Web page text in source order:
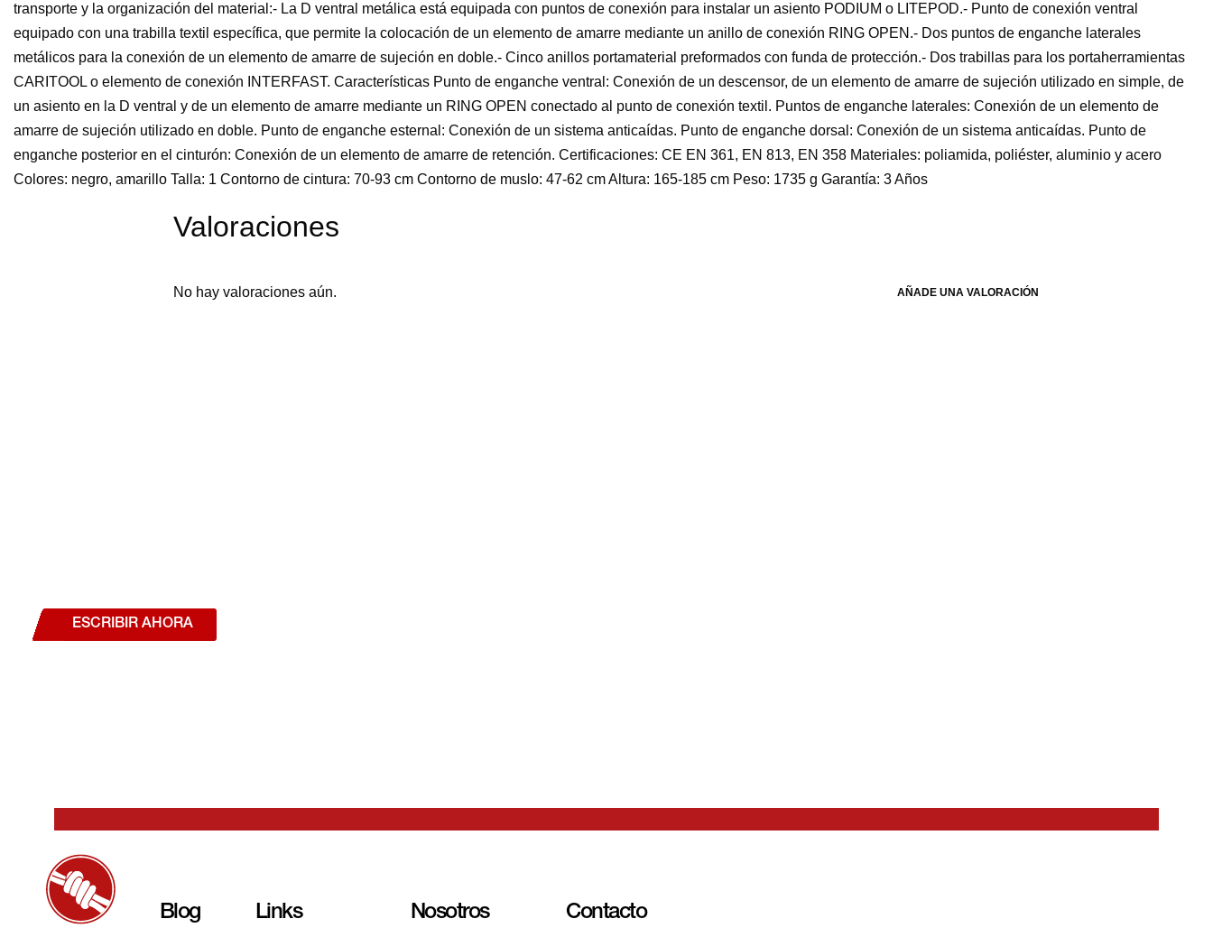
transporte y la organización del material:- La D ventral metálica está equipada con puntos de conexión para instalar un asiento PODIUM o LITEPOD.- Punto de conexión ventral
equipado con una trabilla textil específica, que permite la colocación de un elemento de amarre mediante un anillo de conexión RING OPEN.- Dos puntos de enganche laterales
metálicos para la conexión de un elemento de amarre de sujeción en doble.- Cinco anillos portamaterial preformados con funda de protección.- Dos trabillas para los portaherramientas
CARITOOL o elemento de conexión INTERFAST. Características Punto de enganche ventral: Conexión de un descensor, de un elemento de amarre de sujeción utilizado en simple, de
un asiento en la D ventral y de un elemento de amarre mediante un RING OPEN conectado al punto de conexión textil. Puntos de enganche laterales: Conexión de un elemento de
amarre de sujeción utilizado en doble. Punto de enganche esternal: Conexión de un sistema anticaídas. Punto de enganche dorsal: Conexión de un sistema anticaídas. Punto de
enganche posterior en el cinturón: Conexión de un elemento de amarre de retención. Certificaciones: CE EN 361, EN 813, EN 358 Materiales: poliamida, poliéster, aluminio y acero
Colores: negro, amarillo Talla: 1 Contorno de cintura: 70-93 cm Contorno de muslo: 47-62 cm Altura: 165-185 cm Peso: 1735 g Garantía: 3 Años
Valoraciones
No hay valoraciones aún. AÑADE UNA VALORACIÓN
ESCRIBIR AHORA
Blog Links Nosotros Contacto